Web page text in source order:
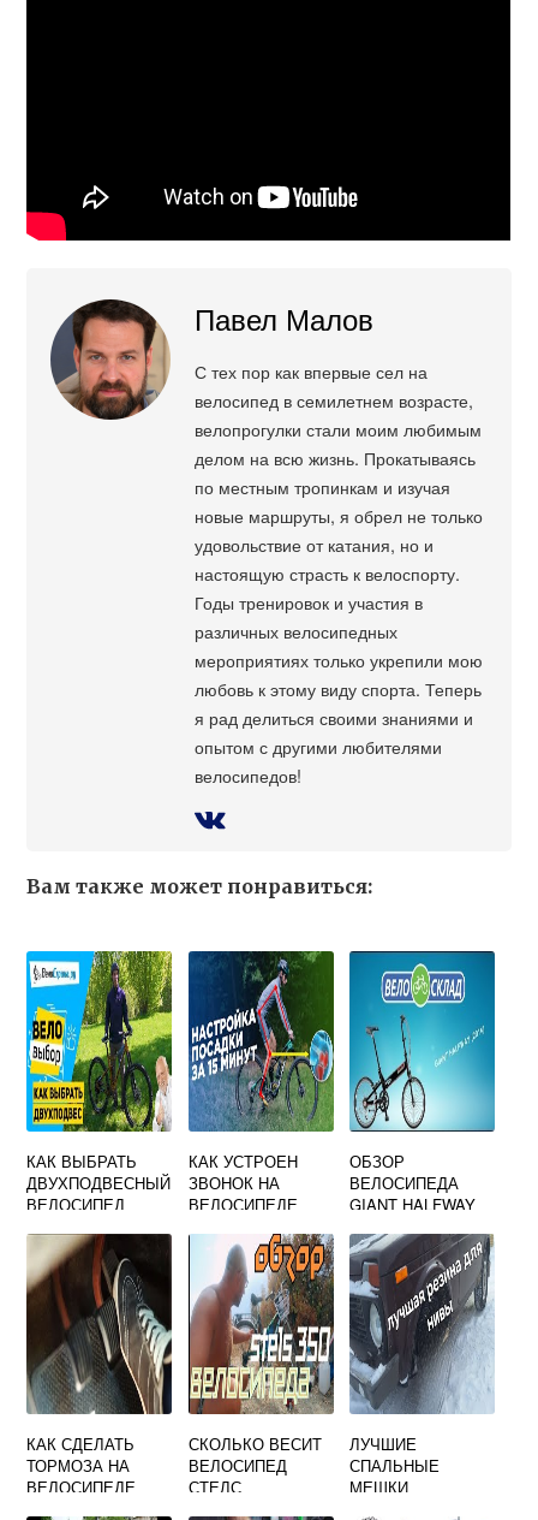
Павел Малов
С тех пор как впервые сел на
велосипед в семилетнем возрасте,
велопрогулки стали моим любимым
делом на всю жизнь. Прокатываясь
по местным тропинкам и изучая
новые маршруты, я обрел не только
удовольствие от катания, но и
настоящую страсть к велоспорту.
Годы тренировок и участия в
различных велосипедных
мероприятиях только укрепили мою
любовь к этому виду спорта. Теперь
я рад делиться своими знаниями и
опытом с другими любителями
велосипедов!
Вам также может понравиться:
КАК ВЫБРАТЬ
ДВУХПОДВЕСНЫЙ
ВЕЛОСИПЕД
КАК УСТРОЕН
ЗВОНОК НА
ВЕЛОСИПЕДЕ
ОБЗОР
ВЕЛОСИПЕДА
GIANT HALFWAY
КАК СДЕЛАТЬ
ТОРМОЗА НА
ВЕЛОСИПЕДЕ
СКОЛЬКО ВЕСИТ
ВЕЛОСИПЕД
СТЕЛС
ЛУЧШИЕ
СПАЛЬНЫЕ
МЕШКИ